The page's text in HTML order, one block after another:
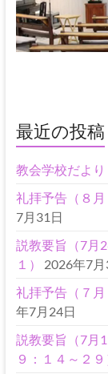
最近の投稿
教会学校だよ
礼拝予告（８
7月31日
説教要旨（7月
１）
2026年7月
礼拝予告（７
年7月24日
説教要旨（7月
９：１４～２９